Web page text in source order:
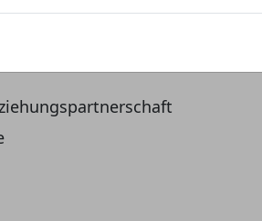
Sechsjährigen